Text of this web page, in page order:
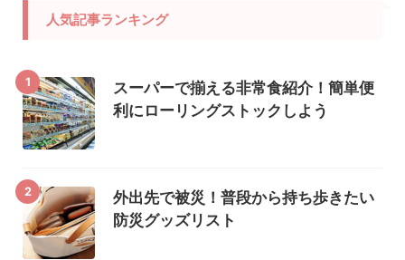
人気記事ランキング
1
スーパーで揃える非常食紹介！簡単便
利にローリングストックしよう
2
外出先で被災！普段から持ち歩きたい
防災グッズリスト